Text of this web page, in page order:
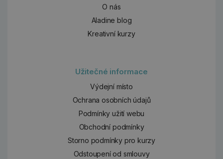
O nás
Aladine blog
Kreativní kurzy
Užitečné informace
Výdejní místo
Ochrana osobních údajů
Podmínky užití webu
Obchodní podmínky
Storno podmínky pro kurzy
Odstoupení od smlouvy